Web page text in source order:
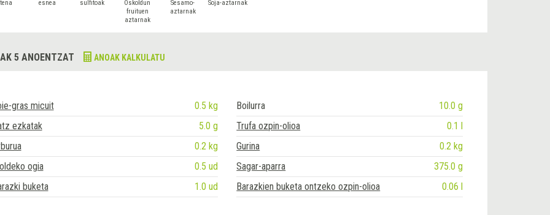
esnea sulfitoak
Oskoldun
fruituen
aztarnak
Sesamo-
aztarnak
Soja-aztarnak
5 ANOENTZAT ANOAK KALKULATU
gras micuit 0.5 kg Boilurra
10.0 g
ezkatak
5.0 g Trufa ozpin-olioa
0.1 l
0.2 kg Gurina
0.2 kg
ogia
0.5 ud Sagar-aparra
375.0 g
buketa
1.0 ud Barazkien buketa ontzeko ozpin-olioa 0.06 l